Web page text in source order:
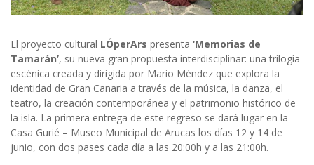
El proyecto cultural LÓperArs presenta ‘Memorias de
Tamarán’, su nueva gran propuesta interdisciplinar: una trilogía
escénica creada y dirigida por Mario Méndez que explora la
identidad de Gran Canaria a través de la música, la danza, el
teatro, la creación contemporánea y el patrimonio histórico de
la isla. La primera entrega de este regreso se dará lugar en la
Casa Gurié – Museo Municipal de Arucas los días 12 y 14 de
junio, con dos pases cada día a las 20:00h y a las 21:00h.